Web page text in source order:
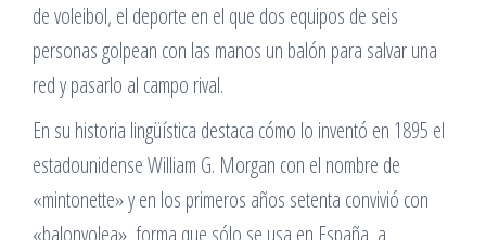
de voleibol, el deporte en el que dos equipos de seis
personas golpean con las manos un balón para salvar una
red y pasarlo al campo rival.
En su historia lingüística destaca cómo lo inventó en 1895 el
estadounidense William G. Morgan con el nombre de
«mintonette» y en los primeros años setenta convivió con
«balonvolea», forma que sólo se usa en España, a